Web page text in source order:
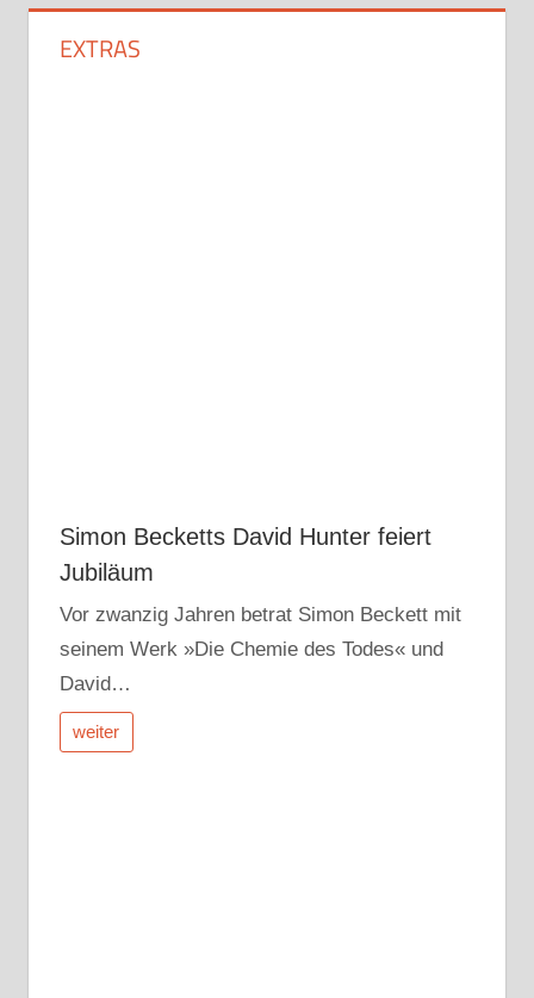
EXTRAS
Simon Becketts David Hunter feiert
Jubiläum
Vor zwanzig Jahren betrat Simon Beckett mit
seinem Werk »Die Chemie des Todes« und
David…
weiter